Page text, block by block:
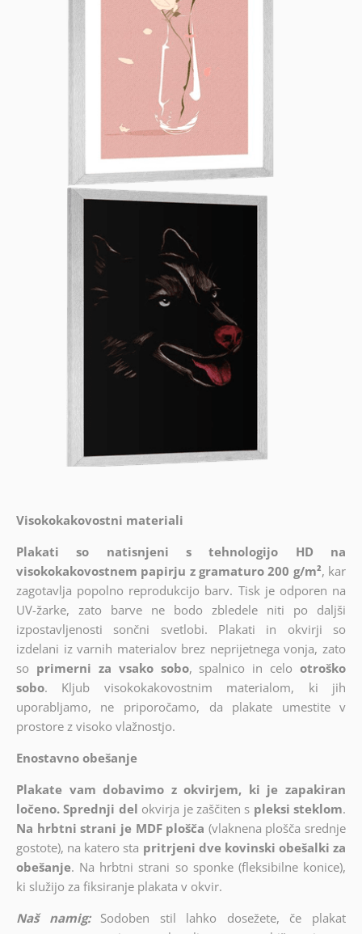
Visokokakovostni materiali
Plakati so natisnjeni s tehnologijo HD na
visokokakovostnem papirju z gramaturo 200 g/m², kar
zagotavlja popolno reprodukcijo barv. Tisk je odporen na
UV-žarke, zato barve ne bodo zbledele niti po daljši
izpostavljenosti sončni svetlobi. Plakati in okvirji so
izdelani iz varnih materialov brez neprijetnega vonja, zato
so primerni za vsako sobo, spalnico in celo otroško
sobo. Kljub visokokakovostnim materialom, ki jih
uporabljamo, ne priporočamo, da plakate umestite v
prostore z visoko vlažnostjo.
Enostavno obešanje
Plakate vam dobavimo z okvirjem, ki je zapakiran
ločeno. Sprednji del okvirja je zaščiten s pleksi steklom.
Na hrbtni strani je MDF plošča (vlaknena plošča srednje
gostote), na katero sta pritrjeni dve kovinski obešalki za
obešanje. Na hrbtni strani so sponke (fleksibilne konice),
ki služijo za fiksiranje plakata v okvir.
Naš namig:
Sodoben stil lahko dosežete, če plakat